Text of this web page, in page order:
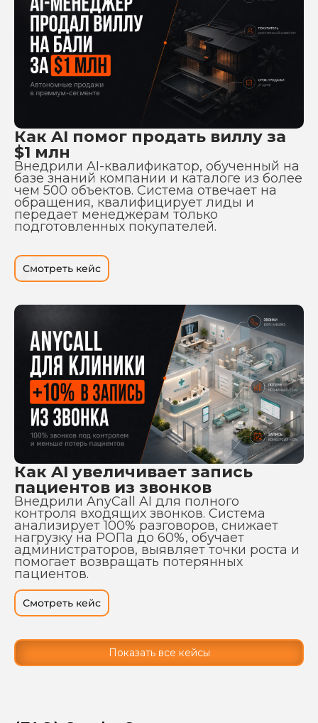
Как AI помог продать виллу за
$1 млн
Внедрили AI-квалификатор, обученный на
базе знаний компании и каталоге из более
чем 500 объектов. Система отвечает на
обращения, квалифицирует лиды и
передает менеджерам только
подготовленных покупателей.
Смотреть кейс
Как AI увеличивает запись
пациентов из звонков
Внедрили AnyCall AI для полного
контроля входящих звонков. Система
анализирует 100% разговоров, снижает
нагрузку на РОПа до 60%, обучает
администраторов, выявляет точки роста и
помогает возвращать потерянных
пациентов.
Смотреть кейс
Показать все кейсы